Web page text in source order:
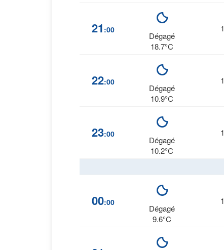
21 :00
Dégagé
18.7°C
22:00
Dégagé
10.9°C
23:00
Dégagé
10.2°C
00:00
Dégagé
9.6°C